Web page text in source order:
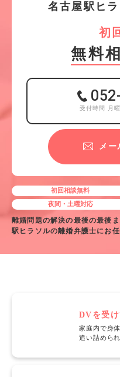
名 古屋駅 ヒ ラ
初
無料
受付時間 月
メー
初回相談無料
夜間・土曜対応
離婚問題の解決の最後の最後
駅ヒラソルの離婚弁護士にお任
DVを受
家庭内で身
追い詰めら